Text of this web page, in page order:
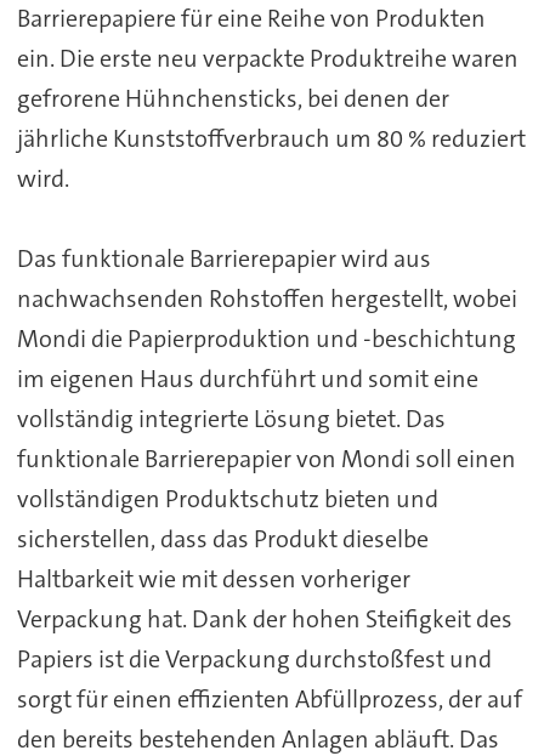
Barrierepapiere für eine Reihe von Produkten
ein. Die erste neu verpackte Produktreihe waren
gefrorene Hühnchensticks, bei denen der
jährliche Kunststoffverbrauch um 80 % reduziert
wird.
Das funktionale Barrierepapier wird aus
nachwachsenden Rohstoffen hergestellt, wobei
Mondi die Papierproduktion und -beschichtung
im eigenen Haus durchführt und somit eine
vollständig integrierte Lösung bietet. Das
funktionale Barrierepapier von Mondi soll einen
vollständigen Produktschutz bieten und
sicherstellen, dass das Produkt dieselbe
Haltbarkeit wie mit dessen vorheriger
Verpackung hat. Dank der hohen Steifigkeit des
Papiers ist die Verpackung durchstoßfest und
sorgt für einen effizienten Abfüllprozess, der auf
den bereits bestehenden Anlagen abläuft. Das